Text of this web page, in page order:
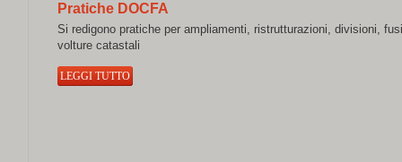
Pratiche DOCFA
Si redigono pratiche per ampliamenti, ristrutturazioni, divisioni,
volture catastali
LEGGI TUTTO